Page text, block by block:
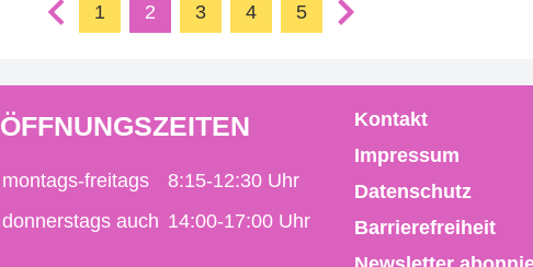
1 2 3 4 5
ÖFFNUNGSZEITEN
montags-freitags
8:15-12:30 Uhr
donnerstags auch 14:00-17:00 Uhr
Kontakt
Impressum
Datenschutz
Barrierefreiheit